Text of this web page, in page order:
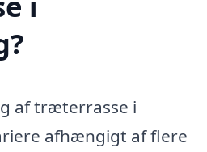
af træterrasse i
afhængigt af flere